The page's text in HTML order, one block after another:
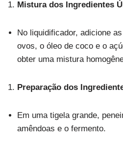
Mistura dos Ingredientes
No liquidificador, adicione
ovos, o óleo de coco e o
obter uma mistura
Preparação dos
Em uma tigela grande,
amêndoas e o fermento.